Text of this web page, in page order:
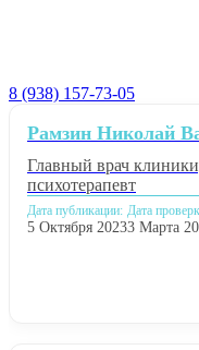
8 (938) 157-73-05
Рамзин Николай
Главный врач
психотерапевт
Дата публикации:
5 Октября 2023
Дата
3 Марта